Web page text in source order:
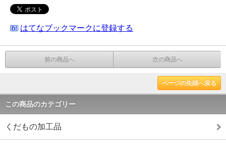
はてなブックマークに登録する
前の商品へ 次の商品へ
ページの先頭へ戻る
この商品のカテゴリー
くだもの加工品